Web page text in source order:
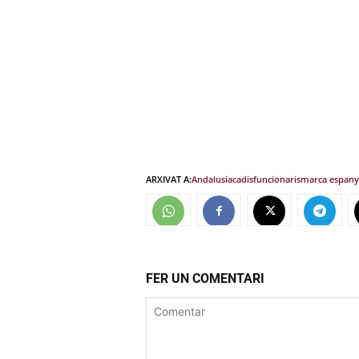
ARXIVAT A:Andalusiacadisfuncionarismarca
FER UN COMENTARI